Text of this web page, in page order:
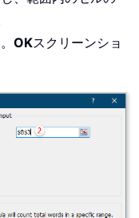
OKスクリーンショ